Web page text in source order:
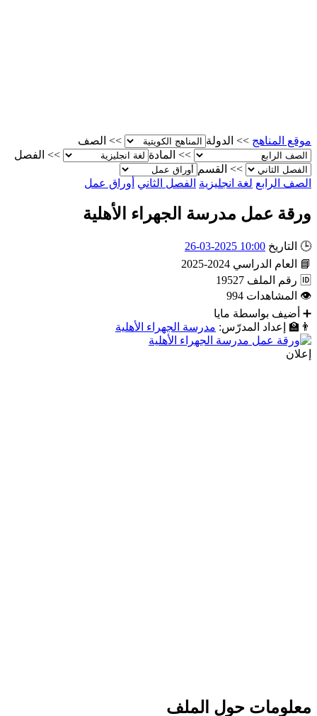
موقع المناهج >> الدولة >>
الصف
>>
المادة >>
الفصل
>>
القسم
الصف الرابع لغة انجليزية الفصل الثاني أوراق عمل
ورقة عمل مدرسة الجهراء الأهلية
🕒 التاريخ 10:00 2025-03-26
📘
العام الدراسي 2024-2025
🆔 رقم الملف 19527
👁
المشاهدات 994
➕
أضيف بواسطة مايا
👨‍🏫
إعداد المدرّس: مدرسة الجهراء الأهلية
إعلان
معلومات حول الملف